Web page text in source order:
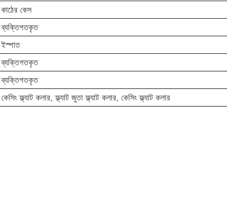
কাঠের কেস
ব্যক্তিগতকৃত
ইস্পাত
ব্যক্তিগতকৃত
ব্যক্তিগতকৃত
কেসিং ফ্ল্যাট কলার, ফ্ল্যাট জুতা ফ্ল্যাট কলার, কেসিং ফ্ল্যাট কলার